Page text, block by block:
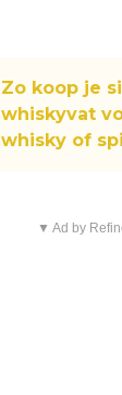
Zo koop je
whiskyvat
whisky of
▼ Ad by